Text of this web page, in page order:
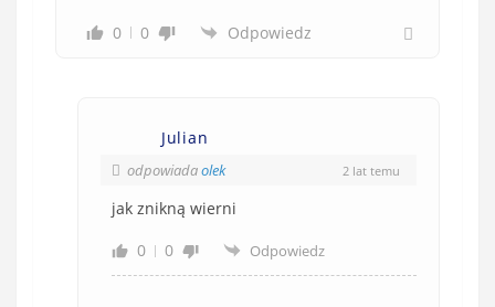
0 0 Odpowiedz
Julian
odpowiadaolek 2 lat temu
jak znikną wierni
0
0 Odpowiedz